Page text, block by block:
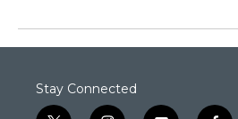
Stay Connected